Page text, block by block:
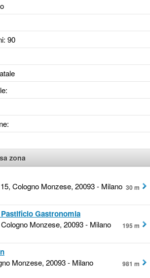
: 90
:
:
zona
Cologno Monzese, 20093 - Milano 30 m
Gastronomia
Monzese, 20093 - Milano
195 m
Monzese, 20093 - Milano
981 m